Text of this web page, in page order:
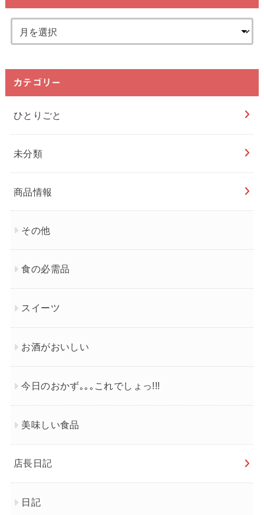
カテゴリー
ひとりごと
未分類
商品情報
その他
食の必需品
スイーツ
お酒がおいしい
今日のおかず｡｡｡これでしょっ!!!
美味しい食品
店長日記
日記